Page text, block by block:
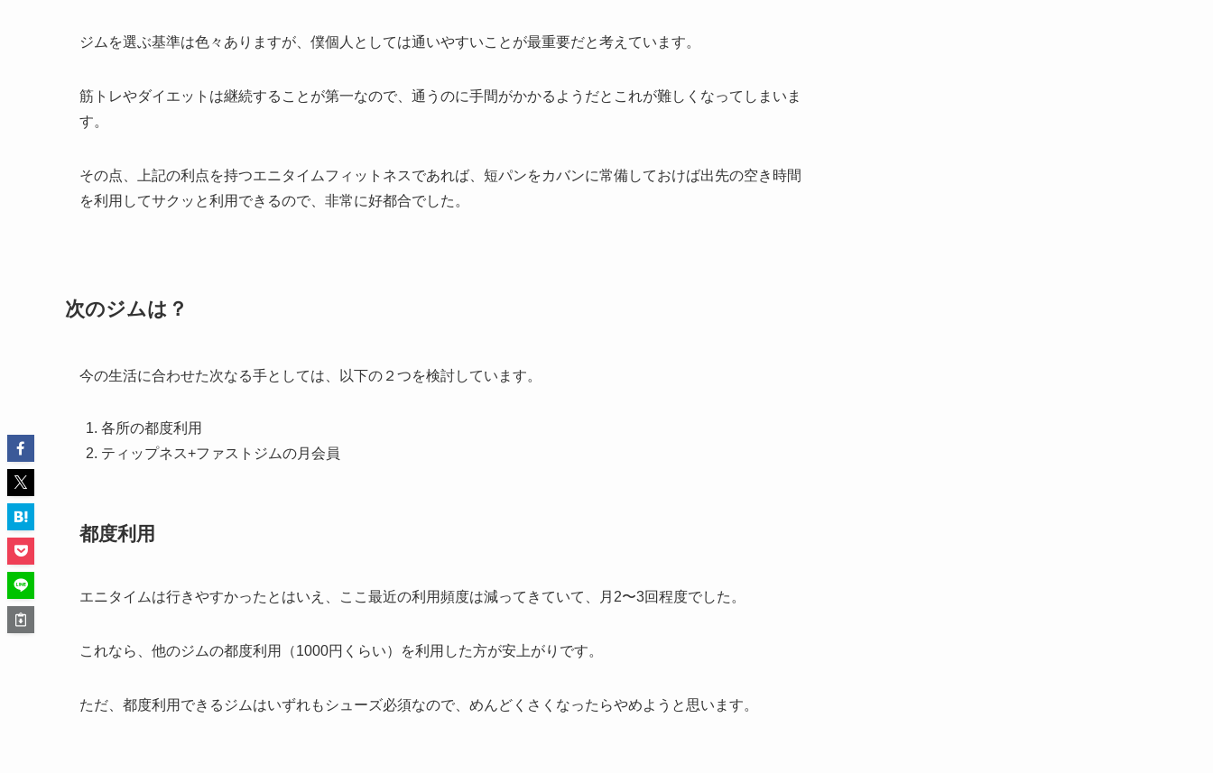
ジムを選ぶ基準は色々ありますが、僕個人としては通いやすいことが最重要だと考えています。
筋トレやダイエットは継続することが第一なので、通うのに手間がかかるようだとこれが難しくなってしまいま
す。
その点、上記の利点を持つエニタイムフィットネスであれば、短パンをカバンに常備しておけば出先の空き時間
を利用してサクッと利用できるので、非常に好都合でした。
次のジムは？
今の生活に合わせた次なる手としては、以下の２つを検討しています。
各所の都度利用
ティップネス+ファストジムの月会員
都度利用
エニタイムは行きやすかったとはいえ、ここ最近の利用頻度は減ってきていて、月2〜3回程度でした。
これなら、他のジムの都度利用（1000円くらい）を利用した方が安上がりです。
ただ、都度利用できるジムはいずれもシューズ必須なので、めんどくさくなったらやめようと思います。